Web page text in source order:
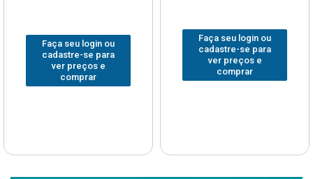
Faça seu login ou
cadastre-se para
ver preços e
comprar
Faça seu login ou
cadastre-se para
ver preços e
comprar